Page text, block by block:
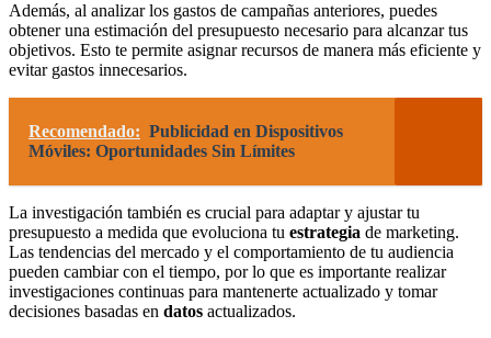
Además, al analizar los gastos de campañas anteriores, puedes
obtener una estimación del presupuesto necesario para alcanzar tus
objetivos. Esto te permite asignar recursos de manera más eficiente y
evitar gastos innecesarios.
Recomendado: Publicidad en Dispositivos
Móviles: Oportunidades Sin Límites
La investigación también es crucial para adaptar y ajustar tu
presupuesto a medida que evoluciona tu estrategia de marketing.
Las tendencias del mercado y el comportamiento de tu audiencia
pueden cambiar con el tiempo, por lo que es importante realizar
investigaciones continuas para mantenerte actualizado y tomar
decisiones basadas en datos actualizados.